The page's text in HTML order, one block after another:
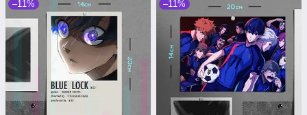
–11% –11%